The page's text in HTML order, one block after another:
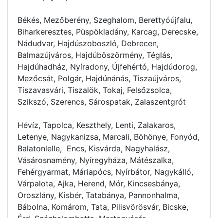
Békés, Mezőberény, Szeghalom, Berettyóújfalu,
Biharkeresztes, Püspökladány, Karcag, Derecske,
Nádudvar, Hajdúszoboszló, Debrecen,
Balmazújváros, Hajdúböszörmény, Téglás,
Hajdúhadház, Nyíradony, Újfehértó, Hajdúdorog,
Mezőcsát, Polgár, Hajdúnánás, Tiszaújváros,
Tiszavasvári, Tiszalök, Tokaj, Felsőzsolca,
Szikszó, Szerencs, Sárospatak, Zalaszentgrót
Hévíz, Tapolca, Keszthely, Lenti, Zalakaros,
Letenye, Nagykanizsa, Marcali, Böhönye, Fonyód,
Balatonlelle, Encs, Kisvárda, Nagyhalász,
Vásárosnamény, Nyíregyháza, Mátészalka,
Fehérgyarmat, Máriapócs, Nyírbátor, Nagykálló,
Várpalota, Ajka, Herend, Mór, Kincsesbánya,
Oroszlány, Kisbér, Tatabánya, Pannonhalma,
Bábolna, Komárom, Tata, Pilisvörösvár, Bicske,